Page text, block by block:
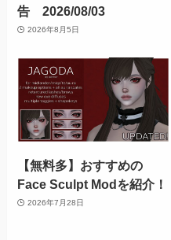
告 2026/08/03
2026年8月5日
【無料多】おすすめの
Face Sculpt Modを紹介！
2026年7月28日